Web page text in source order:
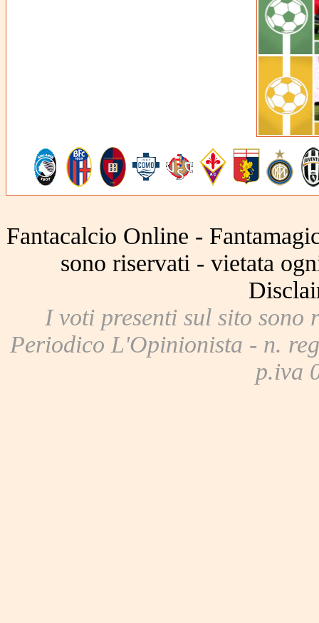
Fantacalcio Online -
sono riservati - vietata
I voti presenti sul sito sono
Periodico L'Opinionista - n.
p.iva